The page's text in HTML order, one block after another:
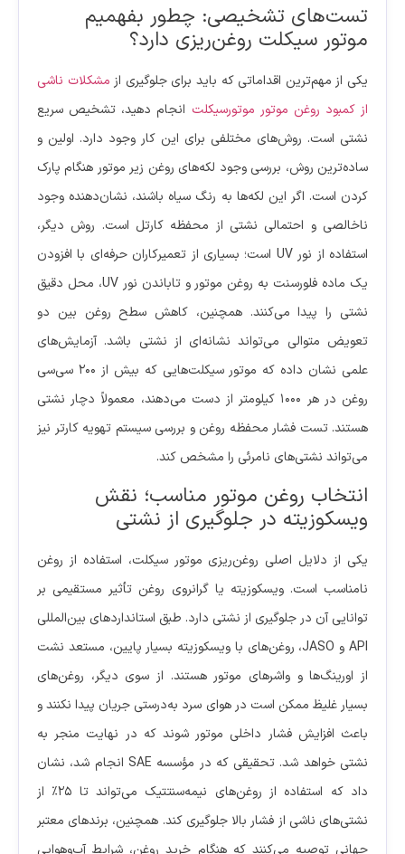
تست‌های تشخیصی: چطور بفهمیم
موتور سیکلت روغن‌ریزی دارد؟
یکی از مهم‌ترین اقداماتی که باید برای جلوگیری از مشکلات ناشی
از کمبود روغن موتور موتورسیکلت انجام دهید، تشخیص سریع
نشتی است. روش‌های مختلفی برای این کار وجود دارد. اولین و
ساده‌ترین روش، بررسی وجود لکه‌های روغن زیر موتور هنگام پارک
کردن است. اگر این لکه‌ها به رنگ سیاه باشند، نشان‌دهنده وجود
ناخالصی و احتمالی نشتی از محفظه کارتل است. روش دیگر،
استفاده از نور UV است؛ بسیاری از تعمیرکاران حرفه‌ای با افزودن
یک ماده فلورسنت به روغن موتور و تاباندن نور UV، محل دقیق
نشتی را پیدا می‌کنند. همچنین، کاهش سطح روغن بین دو
تعویض متوالی می‌تواند نشانه‌ای از نشتی باشد. آزمایش‌های
علمی نشان داده که موتور سیکلت‌هایی که بیش از ۲۰۰ سی‌سی
روغن در هر ۱۰۰۰ کیلومتر از دست می‌دهند، معمولاً دچار نشتی
هستند. تست فشار محفظه روغن و بررسی سیستم تهویه کارتر نیز
می‌تواند نشتی‌های نامرئی را مشخص کند.
انتخاب روغن موتور مناسب؛ نقش
ویسکوزیته در جلوگیری از نشتی
یکی از دلایل اصلی روغن‌ریزی موتور سیکلت، استفاده از روغن
نامناسب است. ویسکوزیته یا گرانروی روغن تأثیر مستقیمی بر
توانایی آن در جلوگیری از نشتی دارد. طبق استانداردهای بین‌المللی
API و JASO، روغن‌های با ویسکوزیته بسیار پایین، مستعد نشت
از اورینگ‌ها و واشرهای موتور هستند. از سوی دیگر، روغن‌های
بسیار غلیظ ممکن است در هوای سرد به‌درستی جریان پیدا نکنند و
باعث افزایش فشار داخلی موتور شوند که در نهایت منجر به
نشتی خواهد شد. تحقیقی که در مؤسسه SAE انجام شد، نشان
داد که استفاده از روغن‌های نیمه‌سنتتیک می‌تواند تا ۲۵٪ از
نشتی‌های ناشی از فشار بالا جلوگیری کند. همچنین، برندهای معتبر
جهانی توصیه می‌کنند که هنگام خرید روغن، شرایط آب‌وهوایی